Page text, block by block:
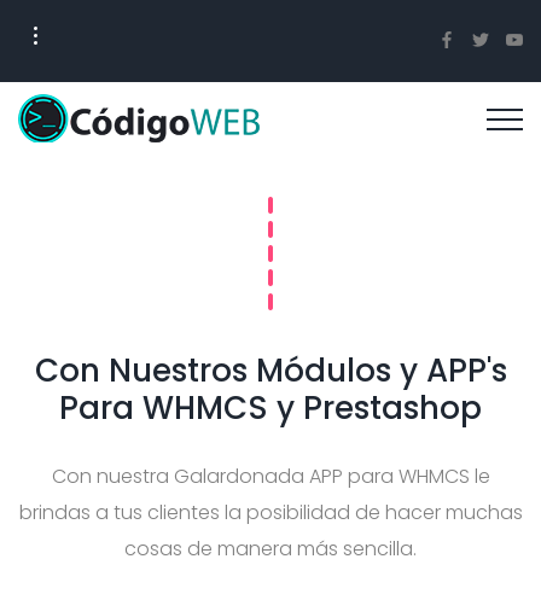
Con Nuestros Módulos y APP's
Para WHMCS y Prestashop
Con nuestra Galardonada APP para WHMCS le
brindas a tus clientes la posibilidad de hacer muchas
cosas de manera más sencilla.